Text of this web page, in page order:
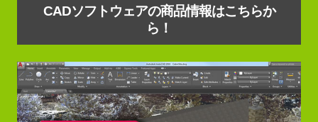
CADソフトウェアの商品情報はこちらか
ら！